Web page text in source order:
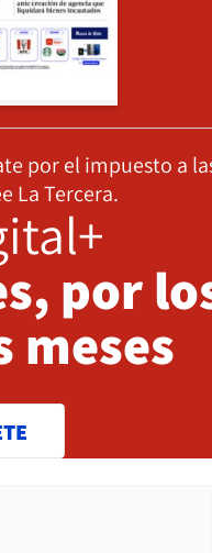
por el impuesto a
La Tercera.
por
meses